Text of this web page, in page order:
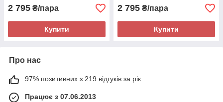
2 795 ₴/пара
Купити
2 795 ₴/пара
Купити
Про нас
97% позитивних з 219 відгуків за рік
Працює з 07.06.2013